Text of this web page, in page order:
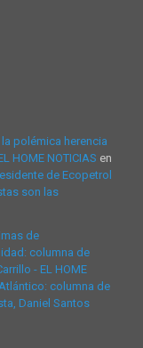
polémica herencia
HOME NOTICIAS en
de Ecopetrol
son las
de
columna de
- EL HOME
columna de
Daniel Santos